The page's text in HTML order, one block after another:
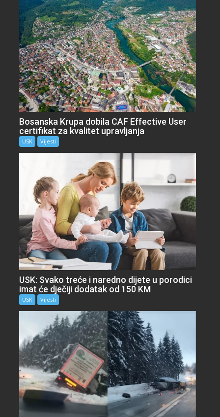
Bosanska Krupa dobila CAF Effective User
certifikat za kvalitet upravljanja
USK Vijesti
USK: Svako treće i naredno dijete u porodici
imat će dječiji dodatak od 150 KM
USK Vijesti